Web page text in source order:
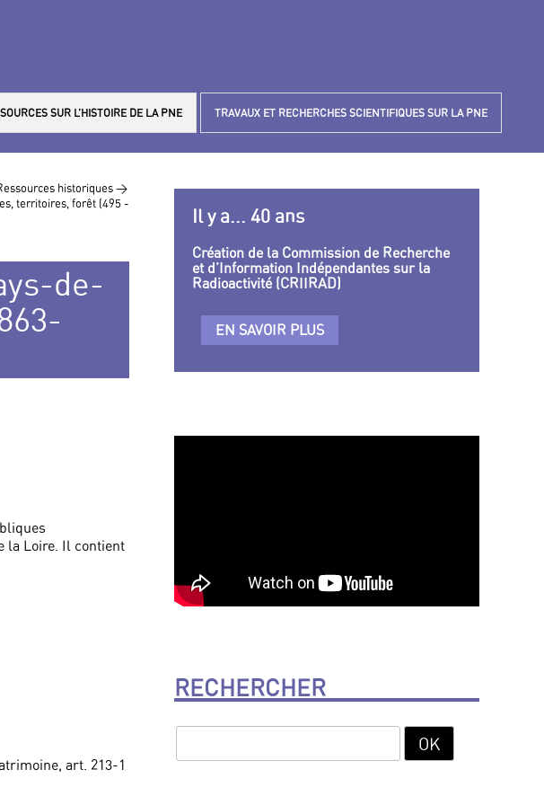
SUR L’HISTOIRE DE LA PNE TRAVAUX ET RECHERCHES SCIENTIFIQUES SUR LA PNE
historiques >
territoires, forêt (495 -
de-
la Loire. Il contient
art. 213-1
Il y a... 40 ans
Création de la Commission de Recherche
et d’Information Indépendantes sur la
Radioactivité (CRIIRAD)
EN SAVOIR PLUS
RECHERCHER